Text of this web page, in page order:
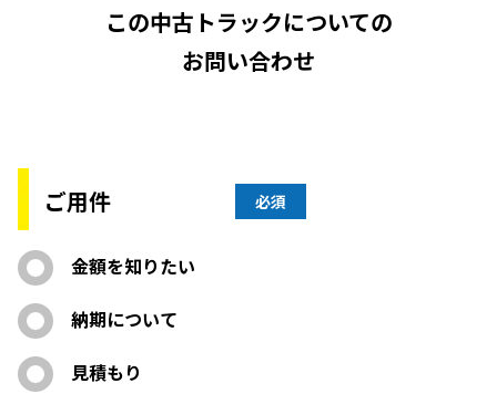
この中古トラックについての
お問い合わせ
ご用件 必須
金額を知りたい
納期について
見積もり